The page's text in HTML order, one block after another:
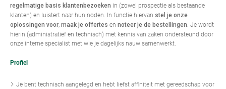
regelmatige basis klantenbezoeken in (zowel prospectie als bestaande
klanten) en luistert naar hun noden. In functie hiervan stel je onze
oplossingen voor maak je offertes en noteer je de bestellingen . Je wordt
hierin (administratief en technisch) met kennis van zaken ondersteund door
onze interne specialist met wie je dagelijks nauw samenwerkt.
Profiel
Je bent technisch aangelegd en hebt liefst affiniteit met gereedschap voor